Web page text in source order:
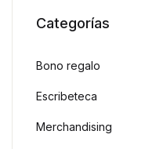
Categorías
Bono regalo
Escribeteca
Merchandising